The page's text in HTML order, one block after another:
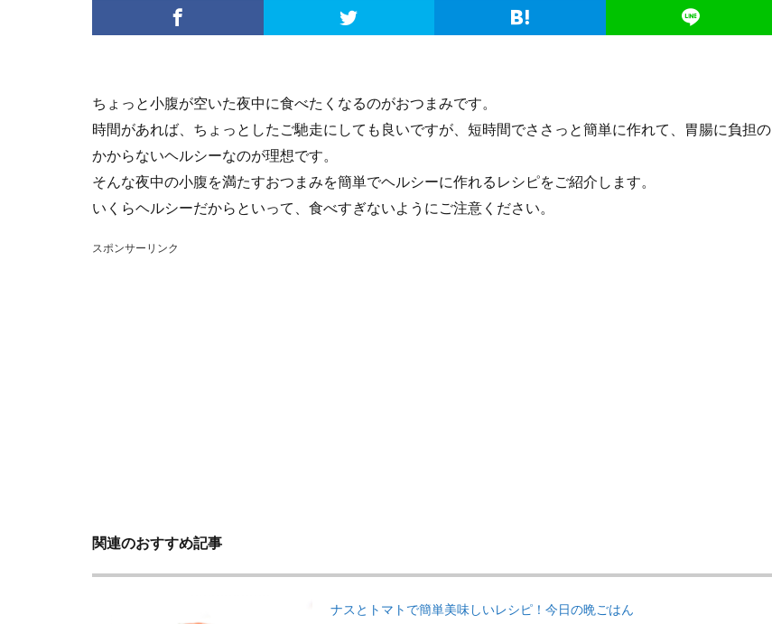
ちょっと小腹が空いた夜中に食べたくなるのがおつまみです。
時間があれば、ちょっとしたご馳走にしても良いですが、短時間でささっと簡単に作れて、胃腸に負担の
かからないヘルシーなのが理想です。
そんな夜中の小腹を満たすおつまみを簡単でヘルシーに作れるレシピをご紹介します。
いくらヘルシーだからといって、食べすぎないようにご注意ください。
スポンサーリンク
関連のおすすめ記事
ナスとトマトで簡単美味しいレシピ！今日の晩ごはん